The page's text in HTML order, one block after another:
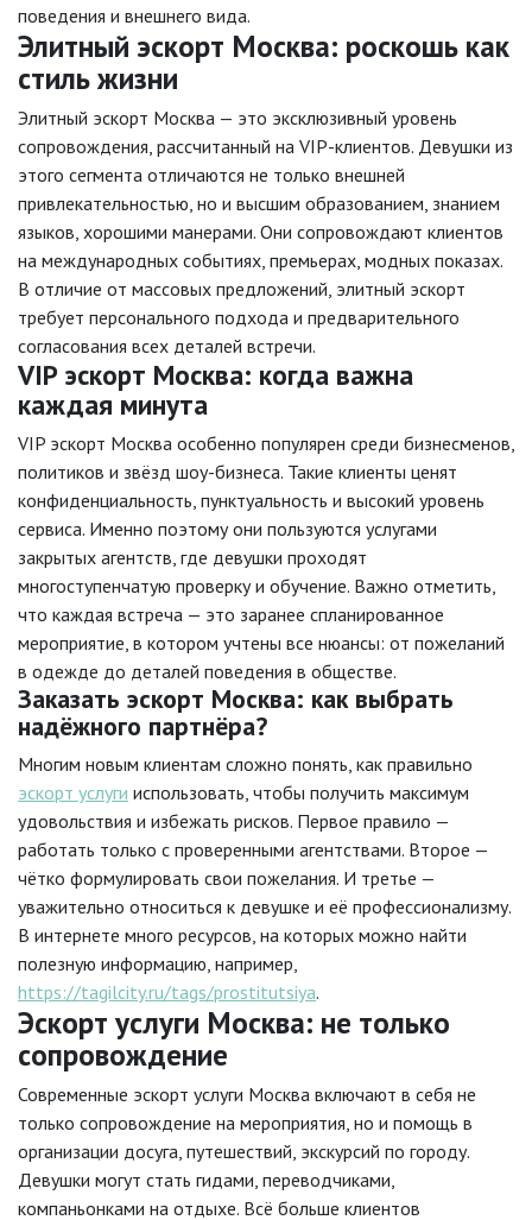
поведения и внешнего вида.
Элитный эскорт Москва: роскошь как
стиль жизни
Элитный эскорт Москва — это эксклюзивный уровень
сопровождения, рассчитанный на VIP-клиентов. Девушки из
этого сегмента отличаются не только внешней
привлекательностью, но и высшим образованием, знанием
языков, хорошими манерами. Они сопровождают клиентов
на международных событиях, премьерах, модных показах.
В отличие от массовых предложений, элитный эскорт
требует персонального подхода и предварительного
согласования всех деталей встречи.
VIP эскорт Москва: когда важна
каждая минута
VIP эскорт Москва особенно популярен среди бизнесменов,
политиков и звёзд шоу-бизнеса. Такие клиенты ценят
конфиденциальность, пунктуальность и высокий уровень
сервиса. Именно поэтому они пользуются услугами
закрытых агентств, где девушки проходят
многоступенчатую проверку и обучение. Важно отметить,
что каждая встреча — это заранее спланированное
мероприятие, в котором учтены все нюансы: от пожеланий
в одежде до деталей поведения в обществе.
Заказать эскорт Москва: как выбрать
надёжного партнёра?
Многим новым клиентам сложно понять, как правильно
эскорт услуги использовать, чтобы получить максимум
удовольствия и избежать рисков. Первое правило —
работать только с проверенными агентствами. Второе —
чётко формулировать свои пожелания. И третье —
уважительно относиться к девушке и её профессионализму.
В интернете много ресурсов, на которых можно найти
полезную информацию, например,
https://tagilcity.ru/tags/prostitutsiya.
Эскорт услуги Москва: не только
сопровождение
Современные эскорт услуги Москва включают в себя не
только сопровождение на мероприятия, но и помощь в
организации досуга, путешествий, экскурсий по городу.
Девушки могут стать гидами, переводчиками,
компаньонками на отдыхе. Всё больше клиентов